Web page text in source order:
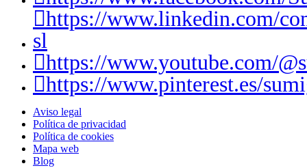
https://www.linkedin.com/
sl
https://www.youtube.com/
https://www.pinterest.es/
Aviso legal
Política de privacidad
Política de cookies
Mapa web
Blog